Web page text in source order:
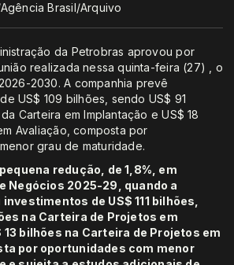
Brasil/Arquivo
da Petrobras aprovou por
realizada nessa quinta-feira (27) , o
2030. A companhia prevê
US$ 109 bilhões, sendo US$ 91
Carteira em Implantação e US$ 18
Avaliação, composta por
grau de maturidade.
redução, de 1,8%, em
Negócios 2025-29, quando a
de US$ 111 bilhões,
na Carteira de Projetos em
13 bilhões na Carteira de Projetos em
por oportunidades com menor